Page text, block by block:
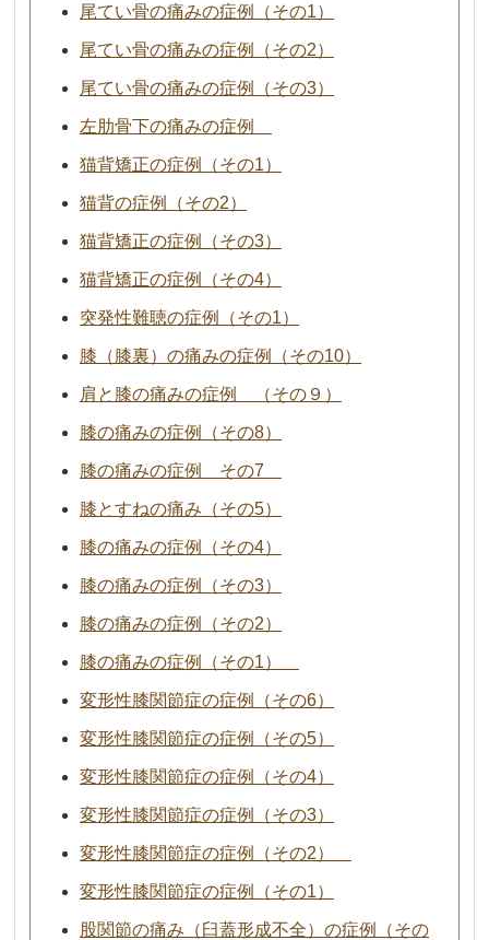
尾てい骨の痛みの症例（その1）
尾てい骨の痛みの症例（その2）
尾てい骨の痛みの症例（その3）
左肋骨下の痛みの症例
猫背矯正の症例（その1）
猫背の症例（その2）
猫背矯正の症例（その3）
猫背矯正の症例（その4）
突発性難聴の症例（その1）
膝（膝裏）の痛みの症例（その10）
肩と膝の痛みの症例 （その９）
膝の痛みの症例（その8）
膝の痛みの症例 その7
膝とすねの痛み（その5）
膝の痛みの症例（その4）
膝の痛みの症例（その3）
膝の痛みの症例（その2）
膝の痛みの症例（その1）
変形性膝関節症の症例（その6）
変形性膝関節症の症例（その5）
変形性膝関節症の症例（その4）
変形性膝関節症の症例（その3）
変形性膝関節症の症例（その2）
変形性膝関節症の症例（その1）
股関節の痛み（臼蓋形成不全）の症例（その